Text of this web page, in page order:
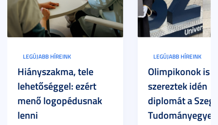
LEGÚJABB HÍREINK
Hiányszakma, tele
lehetőséggel: ezért
menő logopédusnak
lenni
LEGÚJABB HÍREINK
Olimpikonok is
szereztek idén
diplomát a